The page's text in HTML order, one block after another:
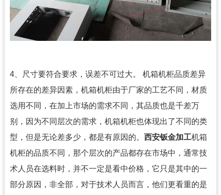
4、尺寸要符合要求，误差不可过大。 机箱机柜品质差异
所存在的差异因素，机箱机柜由于厂家的工艺不同，材质
选用不同，在加上市场的需求不同，其品质也是千差万
别，因为不同层次的需求，机箱机柜也体现出了不同的类
型，但是无论差多少，都是有原因的。 西安钣金加工机箱
机柜的品质不同，那个层次的产品都存在市场中，通常技
术人员在选料时，并不一定是看中价格，它只是其中的一
部分原因，非全部，对于技术人员而言，他们更看重的是